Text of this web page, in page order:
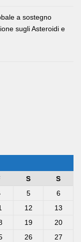
a sostegno
sugli Asteroidi e
S
S
5
6
12
13
19
20
26
27